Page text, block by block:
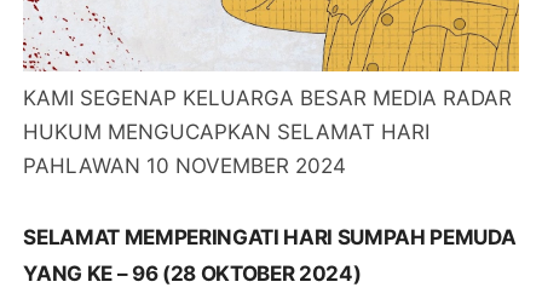
KAMI SEGENAP KELUARGA BESAR MEDIA RADAR
HUKUM MENGUCAPKAN SELAMAT HARI
PAHLAWAN 10 NOVEMBER 2024
SELAMAT MEMPERINGATI HARI SUMPAH PEMUDA
YANG KE – 96 (28 OKTOBER 2024)